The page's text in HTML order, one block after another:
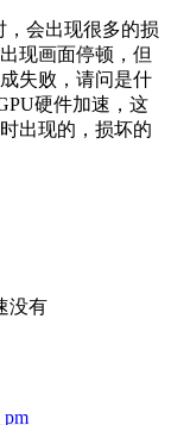
，会出现很多的损
现画面停顿，但
失败，请问是什
硬件加速，这
出现的，损坏的
没有
pm